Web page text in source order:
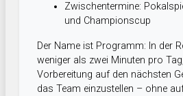
Zwischentermine:
und Championscup
Der Name ist Programm: In der
weniger als zwei Minuten pro
Vorbereitung auf den nächsten
das Team einzustellen – ohne